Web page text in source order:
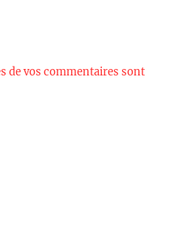
de vos commentaires sont